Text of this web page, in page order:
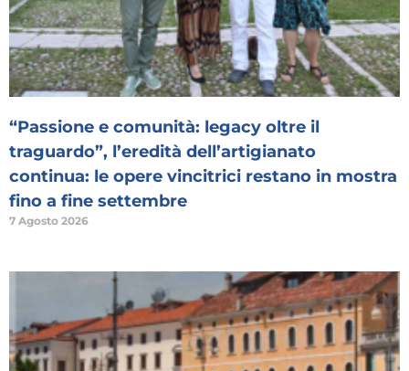
“Passione e comunità: legacy oltre il
traguardo”, l’eredità dell’artigianato
continua: le opere vincitrici restano in mostra
fino a fine settembre
7 Agosto 2026